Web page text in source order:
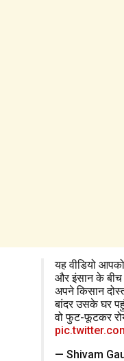
यह वीडियो
और इंसान के बीच
अपने किसान
बांदर उसके घर
वो फुट-फूटकर
— Shivam